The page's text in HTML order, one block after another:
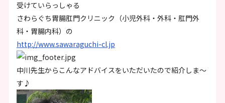
受けていらっしゃる
さわらぐち胃腸肛門クリニック（小児外科・外科・肛門外
科・胃腸内科）の
http://www.sawaraguchi-cl.jp
中川先生からこんなアドバイスをいただいたので紹介しま〜
す♪